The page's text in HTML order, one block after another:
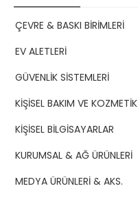
ÇEVRE & BASKI BİRİMLERİ
EV ALETLERİ
GÜVENLİK SİSTEMLERİ
KİŞİSEL BAKIM VE KOZMETİK
KİŞİSEL BİLGİSAYARLAR
KURUMSAL & AĞ ÜRÜNLERİ
MEDYA ÜRÜNLERİ & AKS.